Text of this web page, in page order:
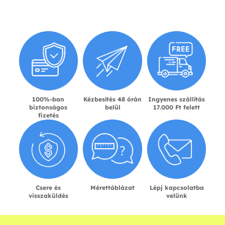
100%-ban
biztonságos
fizetés
Kézbesítés 48 órán
belül
Ingyenes szállítás
17.000 Ft felett
Csere és
visszaküldés
Mérettáblázat
Lépj kapcsolatba
velünk